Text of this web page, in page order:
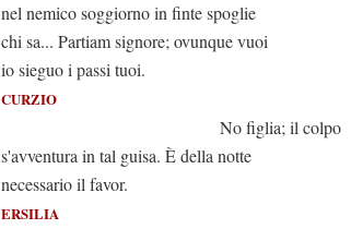
nel nemico soggiorno in finte spoglie
chi sa... Partiam signore; ovunque vuoi
io sieguo i passi tuoi.
CURZIO
No figlia; il colpo
s'avventura in tal guisa. È della notte
necessario il favor.
ERSILIA